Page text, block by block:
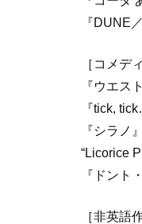
『DUNE
［コメデ
『ウエス
『tick,
『シラノ』
“Licorice
『ドント
［非英語